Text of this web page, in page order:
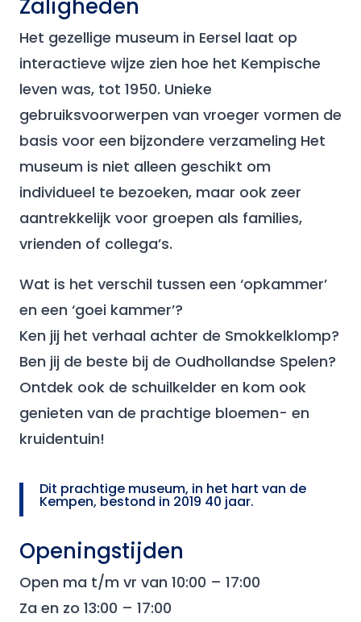
Zaligheden
Het gezellige museum in Eersel laat op
interactieve wijze zien hoe het Kempische
leven was, tot 1950. Unieke
gebruiksvoorwerpen van vroeger vormen de
basis voor een bijzondere verzameling Het
museum is niet alleen geschikt om
individueel te bezoeken, maar ook zeer
aantrekkelijk voor groepen als families,
vrienden of collega’s.
Wat is het verschil tussen een ‘opkammer’
en een ‘goei kammer’?
Ken jij het verhaal achter de Smokkelklomp?
Ben jij de beste bij de Oudhollandse Spelen?
Ontdek ook de schuilkelder en kom ook
genieten van de prachtige bloemen- en
kruidentuin!
Dit prachtige museum, in het hart van de
Kempen, bestond in 2019 40 jaar.
Openingstijden
Open ma t/m vr van 10:00 – 17:00
Za en zo 13:00 – 17:00